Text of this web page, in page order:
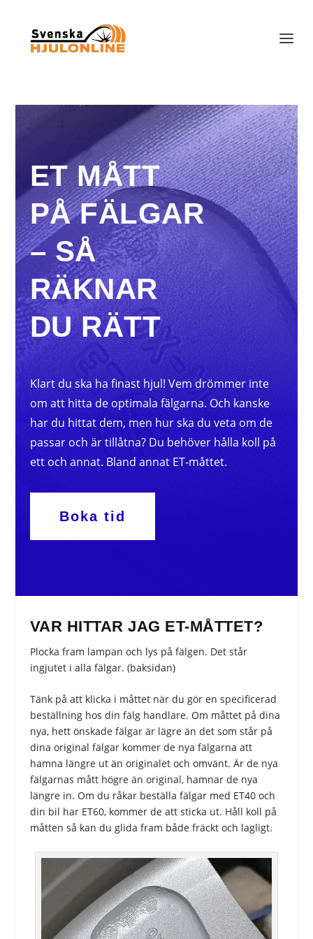
ET MÅTT
PÅ FÄLGAR
– SÅ
RÄKNAR
DU RÄTT
Klart du ska ha finast hjul! Vem drömmer inte
om att hitta de optimala fälgarna. Och kanske
har du hittat dem, men hur ska du veta om de
passar och är tillåtna? Du behöver hålla koll på
ett och annat. Bland annat ET-måttet.
Boka tid
VAR HITTAR JAG ET-MÅTTET?
Plocka fram lampan och lys på fälgen. Det står
ingjutet i alla fälgar. (baksidan)
Tänk på att klicka i måttet när du gör en specificerad
beställning hos din fälg handlare. Om måttet på dina
nya, hett önskade fälgar är lägre än det som står på
dina original fälgar kommer de nya fälgarna att
hamna längre ut än originalet och omvänt. Är de nya
fälgarnas mått högre än original, hamnar de nya
längre in. Om du råkar beställa fälgar med ET40 och
din bil har ET60, kommer de att sticka ut. Håll koll på
måtten så kan du glida fram både fräckt och lagligt.